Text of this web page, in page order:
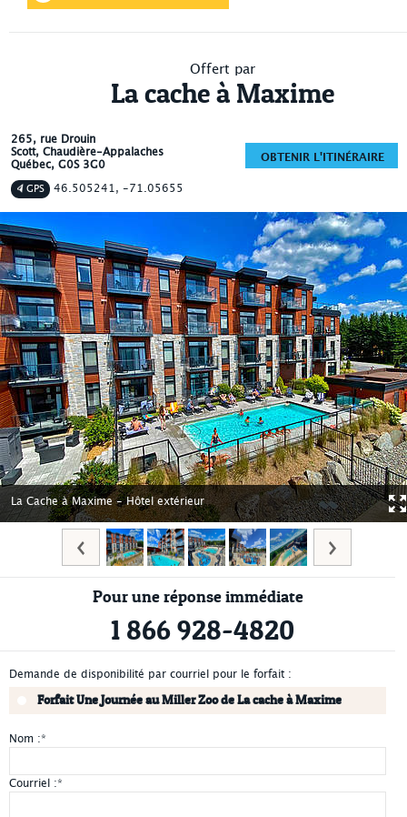
Offert par
La cache à Maxime
265, rue Drouin
Scott, Chaudière-Appalaches
Québec, G0S 3G0
GPS 46.505241, -71.05655
OBTENIR L'ITINÉRAIRE
La Cache à Maxime - Hôtel extérieur
Pour une réponse immédiate
1 866 928-4820
Demande de disponibilité par courriel pour le forfait :
Forfait Une Journée au Miller Zoo de La cache à Maxime
Nom :*
Courriel :*